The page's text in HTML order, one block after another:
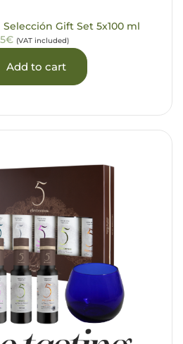
Gift Set 5x100 ml
(VAT included)
Add to cart